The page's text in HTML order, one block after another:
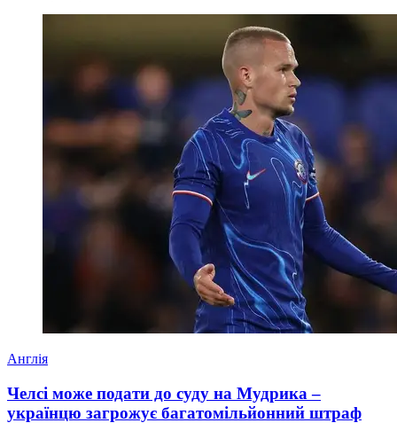
Англія
Челсі може подати до суду на Мудрика –
українцю загрожує багатомільйонний штраф